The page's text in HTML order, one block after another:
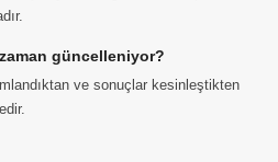
güncelleniyor?
ve sonuçlar kesinleştikten